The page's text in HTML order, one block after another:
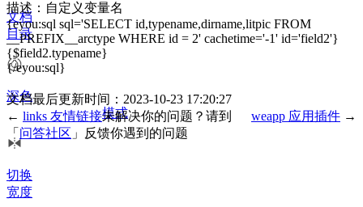
描述：自定义变量名
{eyou:sql sql='SELECT id,typename,dirname,litpic FROM
__PREFIX__arctype WHERE id = 2' cachetime='-1' id='field2'}
{$field2.typename}
{/eyou:sql}
文档最后更新时间：2023-10-23 17:20:27
← links 友情链接 weapp 应用插件 →
未解决你的问题？请到
「 问答社区 」反馈你遇到的问题
文档
目录
深色
模式
切换
宽度